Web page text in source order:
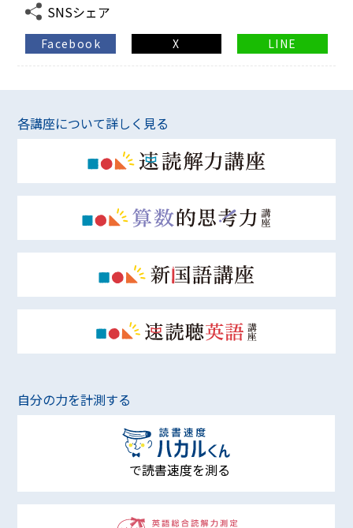
SNSシェア
Facebook X LINE
各講座について詳しく見る
自分の力を計測する
で読書速度を測る